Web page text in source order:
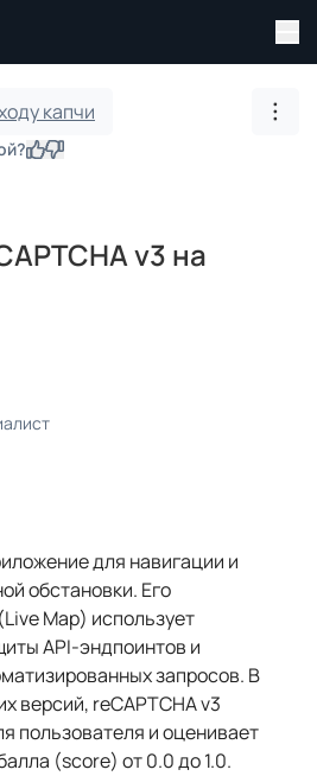
капчи
ДаНет
v3 на
для навигации и
обстановки. Его
Map) использует
API-эндпоинтов и
запросов. В
версий, reCAPTCHA v3
пользователя и оценивает
(score) от 0.0 до 1.0.